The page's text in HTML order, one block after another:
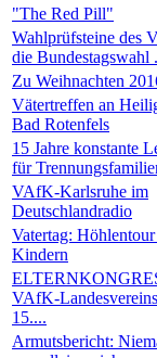
"The Red Pill"
Wahlprüfsteine des
die Bundestagswahl
Zu Weihnachten
Vätertreffen an
Bad Rotenfels
15 Jahre konstante
für
VAfK-Karlsruhe im
Deutschlandradio
Vatertag:
Kindern
VAfK-
15....
Armutsbericht: